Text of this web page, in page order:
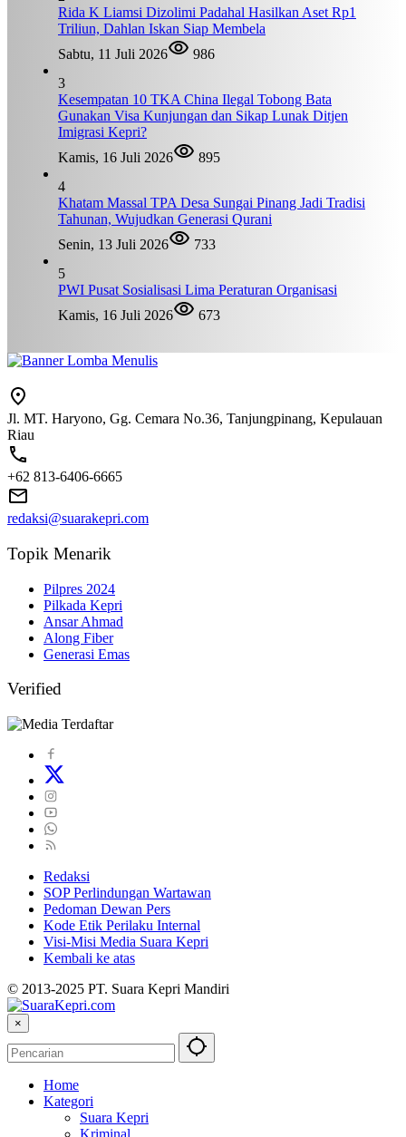
Rida K Liamsi Dizolimi Padahal Hasilkan Aset Rp1
Triliun, Dahlan Iskan Siap Membela
Sabtu, 11 Juli 2026
986
3
Kesempatan 10 TKA China Ilegal Tobong Bata
Gunakan Visa Kunjungan dan Sikap Lunak Ditjen
Imigrasi Kepri?
Kamis, 16 Juli 2026
895
4
Khatam Massal TPA Desa Sungai Pinang Jadi Tradisi
Tahunan, Wujudkan Generasi Qurani
Senin, 13 Juli 2026
733
5
PWI Pusat Sosialisasi Lima Peraturan Organisasi
Kamis, 16 Juli 2026
673
Jl. MT. Haryono, Gg. Cemara No.36, Tanjungpinang, Kepulauan
Riau
+62 813-6406-6665
redaksi@suarakepri.com
Topik Menarik
Pilpres 2024
Pilkada Kepri
Ansar Ahmad
Along Fiber
Generasi Emas
Verified
Redaksi
SOP Perlindungan Wartawan
Pedoman Dewan Pers
Kode Etik Perilaku Internal
Visi-Misi Media Suara Kepri
Kembali ke atas
© 2013-2025 PT. Suara Kepri Mandiri
×
Home
Kategori
Suara Kepri
Kriminal